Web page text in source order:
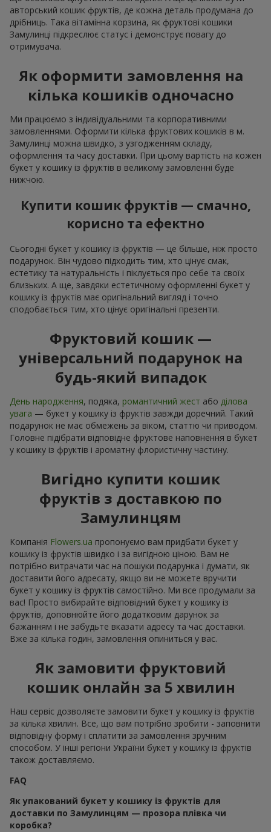
авторський кошик фруктів, де кожна деталь продумана до
дрібниць. Така вітамінна корзина, як фруктові кошики
Замулинці підкреслює статус і демонструє повагу до
отримувача.
Як оформити замовлення на
кілька кошиків одночасно
Ми працюємо з індивідуальними та корпоративними
замовленнями. Оформити кілька фруктових кошиків в м.
Замулинці можна швидко, з узгодженням складу,
оформлення та часу доставки. При цьому вартість на кожен
букет у кошику із фруктів в великому замовленні буде
нижчою.
Купити кошик фруктів — смачно,
корисно та ефектно
Сьогодні букет у кошику із фруктів — це більше, ніж просто
подарунок. Він чудово підходить тим, хто цінує смак,
естетику та натуральність і піклується про себе та своїх
близьких. А ще, завдяки естетичному оформленні букет у
кошику із фруктів має оригінальний вигляд і точно
сподобається тим, хто цінує оригінальні презенти.
Фруктовий кошик —
універсальний подарунок на
будь-який випадок
День народження, подяка, романтичний жест або ділова
увага — букет у кошику із фруктів завжди доречний. Такий
подарунок не має обмежень за віком, статтю чи приводом.
Головне підібрати відповідне фруктове наповнення в букет
у кошику із фруктів і ароматну флористичну частину.
Вигідно купити кошик
фруктів з доставкою по
Замулинцям
Компанія Flowers.ua пропонуємо вам придбати букет у
кошику із фруктів швидко і за вигідною ціною. Вам не
потрібно витрачати час на пошуки подарунка і думати, як
доставити його адресату, якщо ви не можете вручити
букет у кошику із фруктів самостійно. Ми все продумали за
вас! Просто вибирайте відповідний букет у кошику із
фруктів, доповнюйте його додатковим дарунок за
бажанням і не забудьте вказати адресу та час доставки.
Вже за кілька годин, замовлення опиниться у вас.
Як замовити фруктовий
кошик онлайн за 5 хвилин
Наш сервіс дозволяєте замовити букет у кошику із фруктів
за кілька хвилин. Все, що вам потрібно зробити - заповнити
відповідну форму і сплатити за замовлення зручним
способом. У інші регіони України букет у кошику із фруктів
також доставляємо.
FAQ
Як упакований букет у кошику із фруктів для
доставки по Замулинцям — прозора плівка чи
коробка?